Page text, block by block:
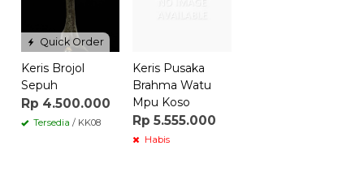
Quick Order
Keris Brojol
Sepuh
Rp 4.500.000
Tersedia / KK08
Keris Pusaka
Brahma Watu
Mpu Koso
Rp 5.555.000
Habis